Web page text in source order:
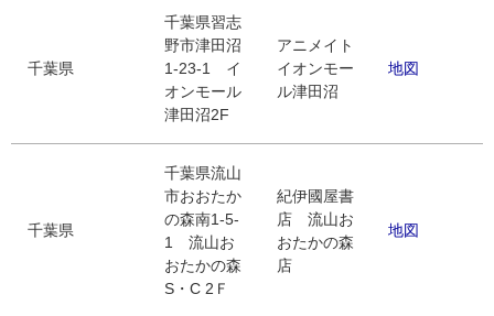
千葉県
千葉県習志
野市津田沼
1-23-1 イ
オンモール
津田沼2F
アニメイト
イオンモー
ル津田沼
地図
千葉県
千葉県流山
市おおたか
の森南1-5-
1 流山お
おたかの森
S・C 2Ｆ
紀伊國屋書
店 流山お
おたかの森
店
地図